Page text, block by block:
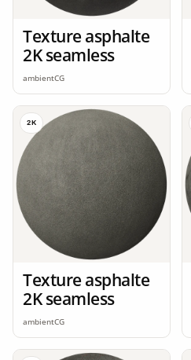
Texture asphalte
2K seamless
ambientCG
2K
Texture asphalte
2K seamless
ambientCG